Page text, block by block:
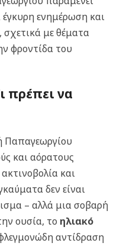
ενημέρωση και
σχετικά με θέματα
φροντίδα του
πρέπει να
Παπαγεωργίου
και αόρατους
και
δεν είναι
– αλλά μια σοβαρή
ουσία, το ηλιακό
αντίδραση